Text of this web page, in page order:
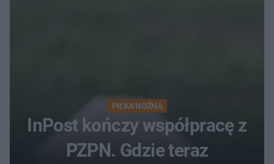
PIŁKA NOŻNA
InPost kończy współpracę z
PZPN. Gdzie teraz